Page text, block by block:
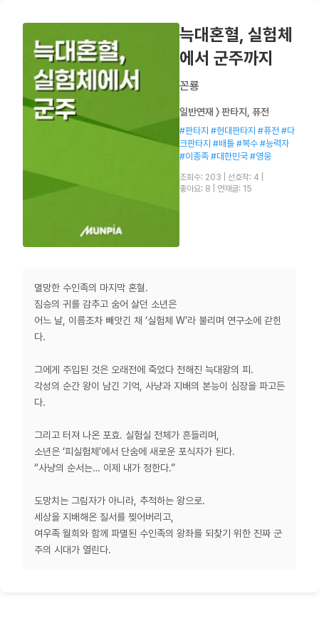
늑대혼혈, 실험체
에서 군주까지
꼰룡
일반연재 〉 판타지, 퓨전
#판타지 #현대판타지 #퓨전 #다
크판타지 #배틀 #복수 #능력자
#이종족 #대한민국 #영웅
조회수: 203 선호작: 4
좋아요: 8
연재글: 15
멸망한 수인족의 마지막 혼혈.
짐승의 귀를 감추고 숨어 살던 소년은
어느 날, 이름조차 빼앗긴 채 ‘실험체 W’라 불리며 연구소에 갇힌
다.
그에게 주입된 것은 오래전에 죽었다 전해진 늑대왕의 피.
각성의 순간 왕이 남긴 기억, 사냥과 지배의 본능이 심장을 파고든
다.
그리고 터져 나온 포효. 실험실 전체가 흔들리며,
소년은 ‘피실험체’에서 단숨에 새로운 포식자가 된다.
“사냥의 순서는… 이제 내가 정한다.”
도망치는 그림자가 아니라, 추적하는 왕으로.
세상을 지배해온 질서를 찢어버리고,
여우족 월희와 함께 파멸된 수인족의 왕좌를 되찾기 위한 진짜 군
주의 시대가 열린다.